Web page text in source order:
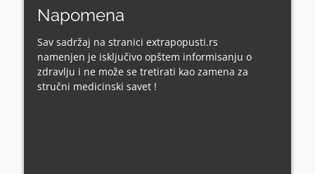
Napomena
Sav sadržaj na stranici extrapopusti.rs
namenjen je isključivo opštem informisanju o
zdravlju i ne može se tretirati kao zamena za
stručni medicinski savet !